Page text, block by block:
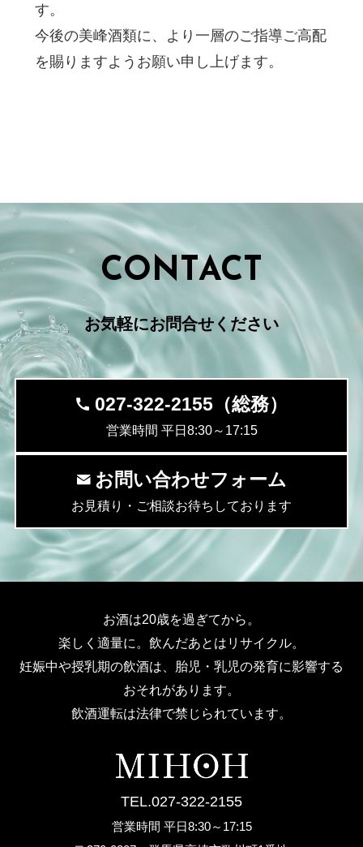
す。
今後の美峰酒類に、より一層のご指導ご高配
を賜りますようお願い申し上げます。
CONTACT
お気軽にお問合せください
027-322-2155（総務）
営業時間 平日8:30～17:15
お問い合わせフォーム
お見積り・ご相談お待ちしております
お酒は20歳を過ぎてから。
楽しく適量に。飲んだあとはリサイクル。
妊娠中や授乳期の飲酒は、胎児・乳児の発育に影響する
おそれがあります。
飲酒運転は法律で禁じられています。
TEL.027-322-2155
営業時間 平日8:30～17:15